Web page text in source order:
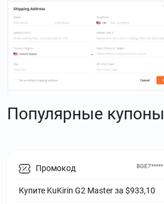
Популярные купоны
Промокод
Купите KuKirin G2 Master за $933,10
BGE7*****